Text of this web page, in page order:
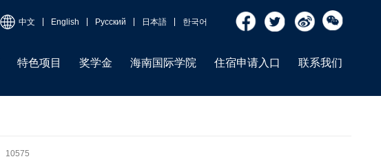
中文 English Русский 日本語 한국어
特色项目 奖学金 海南国际学院 住宿申请入口 联系我们
10575